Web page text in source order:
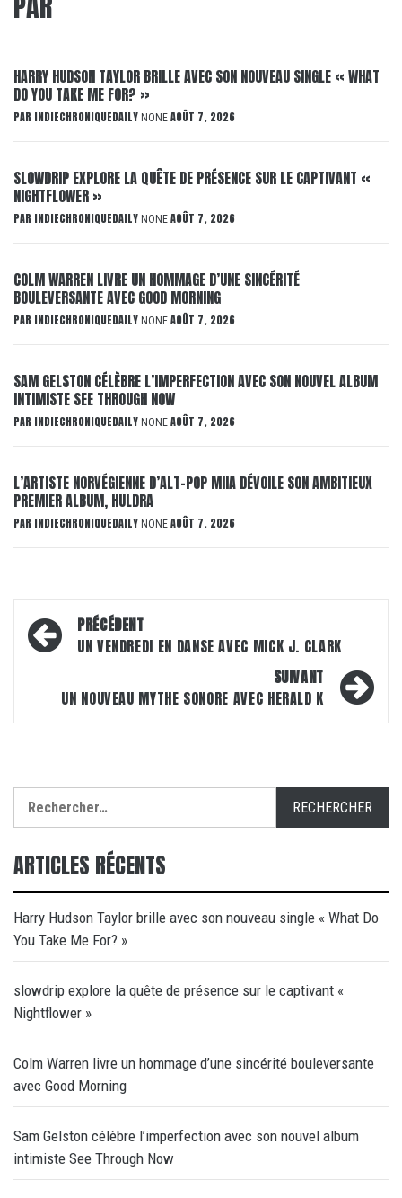
HARRY HUDSON TAYLOR BRILLE AVEC SON NOUVEAU SINGLE « WHAT
DO YOU TAKE ME FOR? »
PAR INDIECHRONIQUEDAILY NONE AOÛT 7, 2026
SLOWDRIP EXPLORE LA QUÊTE DE PRÉSENCE SUR LE CAPTIVANT «
NIGHTFLOWER »
PAR INDIECHRONIQUEDAILY NONE AOÛT 7, 2026
COLM WARREN LIVRE UN HOMMAGE D’UNE SINCÉRITÉ
BOULEVERSANTE AVEC GOOD MORNING
PAR INDIECHRONIQUEDAILY NONE AOÛT 7, 2026
SAM GELSTON CÉLÈBRE L’IMPERFECTION AVEC SON NOUVEL ALBUM
INTIMISTE SEE THROUGH NOW
PAR INDIECHRONIQUEDAILY NONE AOÛT 7, 2026
L’ARTISTE NORVÉGIENNE D’ALT-POP MIIA DÉVOILE SON AMBITIEUX
PREMIER ALBUM, HULDRA
PAR INDIECHRONIQUEDAILY NONE AOÛT 7, 2026
Navigation
d’article
PRÉCÉDENT
UN VENDREDI EN DANSE AVEC MICK J. CLARK
SUIVANT
UN NOUVEAU MYTHE SONORE AVEC HERALD K
ARTICLES RÉCENTS
Harry Hudson Taylor brille avec son nouveau single « What Do
You Take Me For? »
slowdrip explore la quête de présence sur le captivant «
Nightflower »
Colm Warren livre un hommage d’une sincérité bouleversante
avec Good Morning
Sam Gelston célèbre l’imperfection avec son nouvel album
intimiste See Through Now